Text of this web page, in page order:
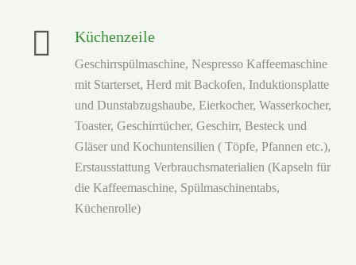
Küchenzeile
Geschirrspülmaschine, Nespresso Kaffeemaschine
mit Starterset, Herd mit Backofen, Induktionsplatte
und Dunstabzugshaube, Eierkocher, Wasserkocher,
Toaster, Geschirrtücher, Geschirr, Besteck und
Gläser und Kochuntensilien ( Töpfe, Pfannen etc.),
Erstausstattung Verbrauchsmaterialien (Kapseln für
die Kaffeemaschine, Spülmaschinentabs,